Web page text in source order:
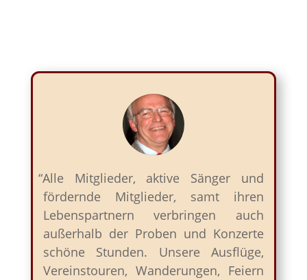
“Alle Mit­glieder, aktive Sänger und
fördernde Mit­glieder, samt ihren
Lebenspart­nern ver­brin­gen auch
außer­halb der Proben und Konz­erte
schöne Stun­den. Unsere Aus­flüge,
Vere­in­s­touren, Wan­derun­gen, Feiern